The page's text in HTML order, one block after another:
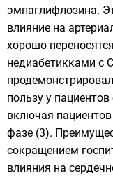
эмпаглифлозина.
влияние на
хорошо
недиабетикками с
пользу у
включая пациентов
фазе (3).
сокращением
влияния на